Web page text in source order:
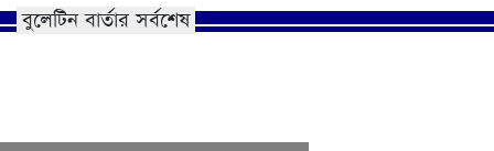
বুলেটিন বার্তার সর্বশেষ